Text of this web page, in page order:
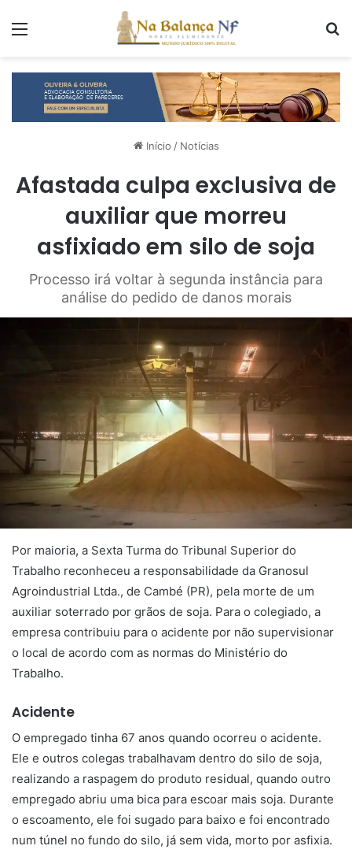
Início / Notícias
Afastada culpa exclusiva de
auxiliar que morreu
asfixiado em silo de soja
Processo irá voltar à segunda instância para
análise do pedido de danos morais
Por maioria, a Sexta Turma do Tribunal Superior do
Trabalho reconheceu a responsabilidade da Granosul
Agroindustrial Ltda., de Cambé (PR), pela morte de um
auxiliar soterrado por grãos de soja. Para o colegiado, a
empresa contribuiu para o acidente por não supervisionar
o local de acordo com as normas do Ministério do
Trabalho.
Acidente
O empregado tinha 67 anos quando ocorreu o acidente.
Ele e outros colegas trabalhavam dentro do silo de soja,
realizando a raspagem do produto residual, quando outro
empregado abriu uma bica para escoar mais soja. Durante
o escoamento, ele foi sugado para baixo e foi encontrado
num túnel no fundo do silo, já sem vida, morto por asfixia.